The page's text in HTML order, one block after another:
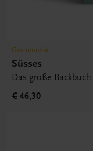
Gastronomie
Süsses
Das große
€ 46,30